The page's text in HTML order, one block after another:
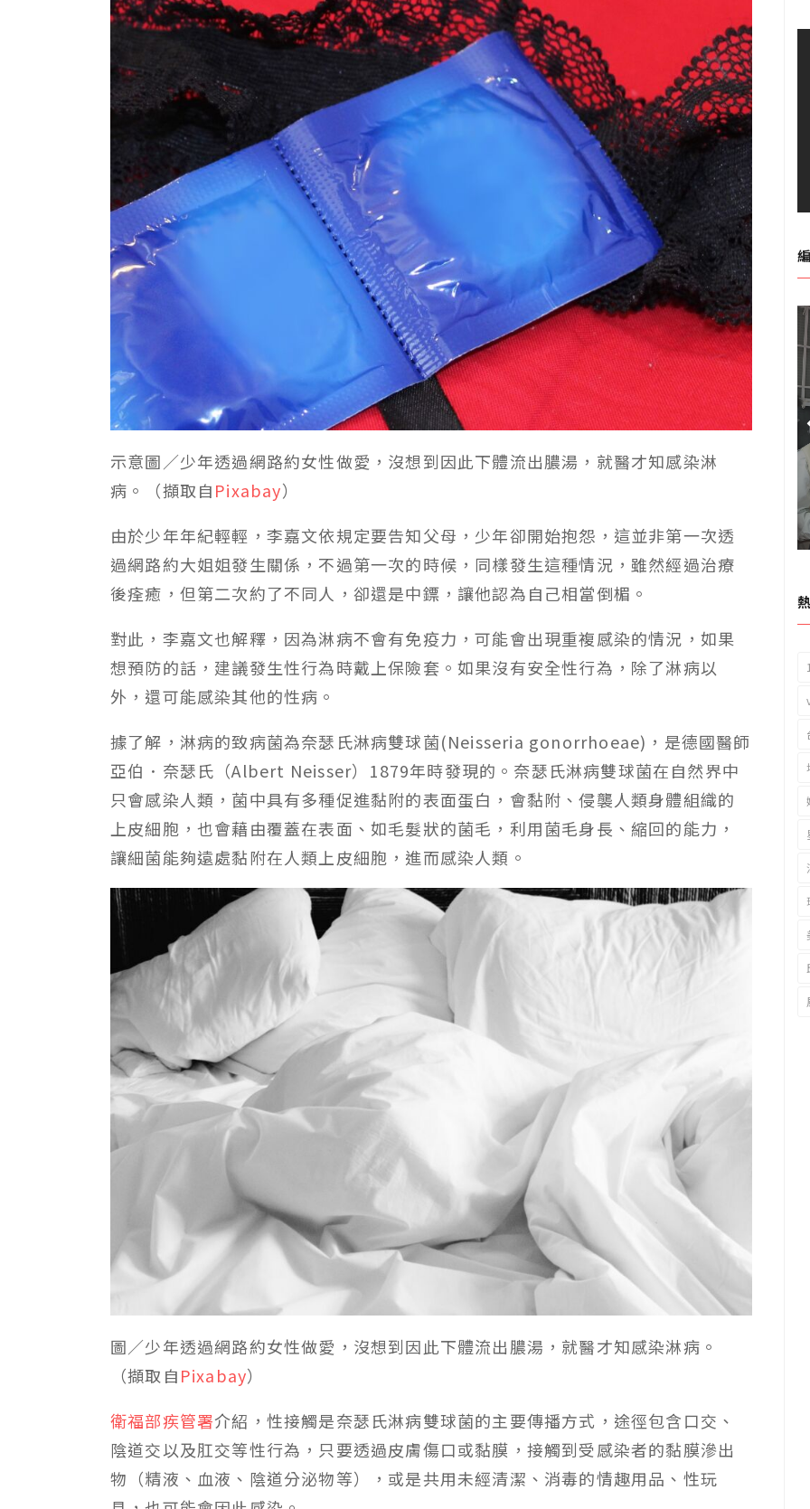
示意圖／少年透過網路約女性做愛，沒想到因此下體流出膿湯，就醫才知感染淋
病。（擷取自Pixabay）
由於少年年紀輕輕，李嘉文依規定要告知父母，少年卻開始抱怨，這並非第一次透
過網路約大姐姐發生關係，不過第一次的時候，同樣發生這種情況，雖然經過治療
後痊癒，但第二次約了不同人，卻還是中鏢，讓他認為自己相當倒楣。
對此，李嘉文也解釋，因為淋病不會有免疫力，可能會出現重複感染的情況，如果
想預防的話，建議發生性行為時戴上保險套。如果沒有安全性行為，除了淋病以
外，還可能感染其他的性病。
據了解，淋病的致病菌為奈瑟氏淋病雙球菌(Neisseria gonorrhoeae)，是德國醫師
亞伯．奈瑟氏（Albert Neisser）1879年時發現的。奈瑟氏淋病雙球菌在自然界中
只會感染人類，菌中具有多種促進黏附的表面蛋白，會黏附、侵襲人類身體組織的
上皮細胞，也會藉由覆蓋在表面、如毛髮狀的菌毛，利用菌毛身長、縮回的能力，
讓細菌能夠遠處黏附在人類上皮細胞，進而感染人類。
圖／少年透過網路約女性做愛，沒想到因此下體流出膿湯，就醫才知感染淋病。
（擷取自Pixabay）
衛福部疾管署介紹，性接觸是奈瑟氏淋病雙球菌的主要傳播方式，途徑包含口交、
陰道交以及肛交等性行為，只要透過皮膚傷口或黏膜，接觸到受感染者的黏膜滲出
物（精液、血液、陰道分泌物等），或是共用未經清潔、消毒的情趣用品、性玩